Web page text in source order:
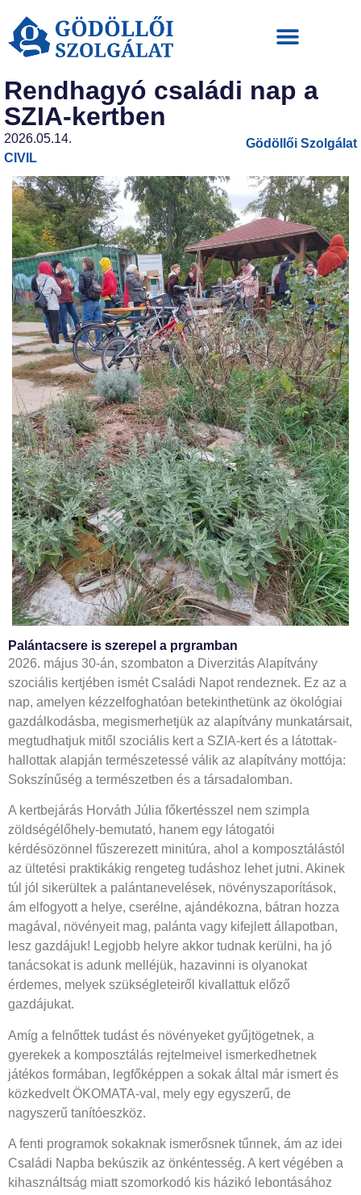
Rendhagyó családi nap a
SZIA-kertben
2026.05.14.
CIVIL
Gödöllői Szolgálat
Palántacsere is szerepel a prgramban
2026. május 30-án, szombaton a Diverzitás Alapítvány
szociális kertjében ismét Családi Napot rendeznek. Ez az a
nap, amelyen kézzelfoghatóan betekinthetünk az ökológiai
gazdálkodásba, megismerhetjük az alapítvány munkatársait,
megtudhatjuk mitől szociális kert a SZIA-kert és a látottak-
hallottak alapján természetessé válik az alapítvány mottója:
Sokszínűség a természetben és a társadalomban.
A kertbejárás Horváth Júlia főkertésszel nem szimpla
zöldségélőhely-bemutató, hanem egy látogatói
kérdésözönnel fűszerezett minitúra, ahol a komposztálástól
az ültetési praktikákig rengeteg tudáshoz lehet jutni. Akinek
túl jól sikerültek a palántanevelések, növényszaporítások,
ám elfogyott a helye, cserélne, ajándékozna, bátran hozza
magával, növényeit mag, palánta vagy kifejlett állapotban,
lesz gazdájuk! Legjobb helyre akkor tudnak kerülni, ha jó
tanácsokat is adunk melléjük, hazavinni is olyanokat
érdemes, melyek szükségleteiről kivallattuk előző
gazdájukat.
Amíg a felnőttek tudást és növényeket gyűjtögetnek, a
gyerekek a komposztálás rejtelmeivel ismerkedhetnek
játékos formában, legfőképpen a sokak által már ismert és
közkedvelt ÖKOMATA-val, mely egy egyszerű, de
nagyszerű tanítóeszköz.
A fenti programok sokaknak ismerősnek tűnnek, ám az idei
Családi Napba bekúszik az önkéntesség. A kert végében a
kihasználtság miatt szomorkodó kis házikó lebontásához